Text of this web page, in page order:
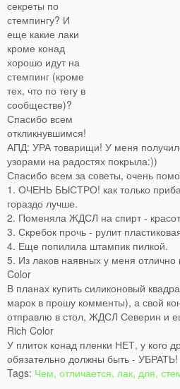
секреты по
стемпингу? И
еще какие лаки
кроме конад
хорошо идут на
стемпинг (кроме
тех, что по тегу в
сообществе)?
Спасибо всем
откликнувшимся!
АПД: УРА товарищи! У меня
узорами на радостях покрыла:))
Спасибо всем за советы, очень
1. ОЧЕНЬ БЫСТРО! как только
гораздо лучше.
2. Поменяла ЖДСЛ на спирт -
3. Скребок прочь - рулит
4. Еще попилила штампик пилкой.
5. Из лаков наявных у меня
Color
В планах купить силиконовый
марок в прошу комменты), а свой
отправлю в стол, ЖДСЛ Северин и
Rich Color
У плиток конад пленки НЕТ, у кого
обязательно должны быть - УБРАТЬ!
Tags: Чем, отличается, лак, для,